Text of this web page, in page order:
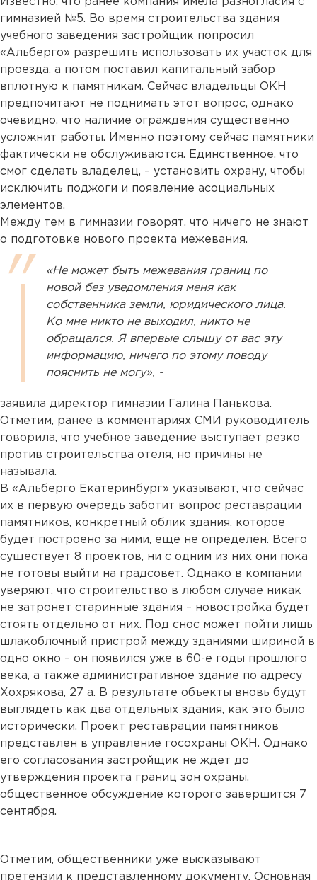
гимназией №5. Во время строительства здания
учебного заведения застройщик попросил
«Альберго» разрешить использовать их участок для
проезда, а потом поставил капитальный забор
вплотную к памятникам. Сейчас владельцы ОКН
предпочитают не поднимать этот вопрос, однако
очевидно, что наличие ограждения существенно
усложнит работы. Именно поэтому сейчас памятники
фактически не обслуживаются. Единственное, что
смог сделать владелец, – установить охрану, чтобы
исключить поджоги и появление асоциальных
элементов.
Между тем в гимназии говорят, что ничего не знают
о подготовке нового проекта межевания.
«Не может быть межевания границ по
новой без уведомления меня как
собственника земли, юридического лица.
Ко мне никто не выходил, никто не
обращался. Я впервые слышу от вас эту
информацию, ничего по этому поводу
пояснить не могу», -
заявила директор гимназии Галина Панькова.
Отметим, ранее в комментариях СМИ руководитель
говорила, что учебное заведение выступает резко
против строительства отеля, но причины не
называла.
В «Альберго Екатеринбург» указывают, что сейчас
их в первую очередь заботит вопрос реставрации
памятников, конкретный облик здания, которое
будет построено за ними, еще не определен. Всего
существует 8 проектов, ни с одним из них они пока
не готовы выйти на градсовет. Однако в компании
уверяют, что строительство в любом случае никак
не затронет старинные здания – новостройка будет
стоять отдельно от них. Под снос может пойти лишь
шлакоблочный пристрой между зданиями шириной в
одно окно – он появился уже в 60-е годы прошлого
века, а также административное здание по адресу
Хохрякова, 27 а. В результате объекты вновь будут
выглядеть как два отдельных здания, как это было
исторически. Проект реставрации памятников
представлен в управление госохраны ОКН. Однако
его согласования застройщик не ждет до
утверждения проекта границ зон охраны,
общественное обсуждение которого завершится 7
сентября.
Отметим, общественники уже высказывают
претензии к представленному документу. Основная